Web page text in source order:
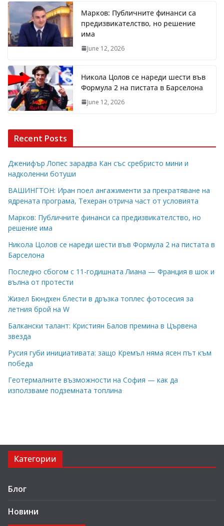
Марков: Публичните финанси са
предизвикателство, но решение
има
June 12, 2026
Никола Цолов се нареди шести във
Формула 2 на пистата в Барселона
June 12, 2026
Recent Posts
Дженифър Лопес зарадва Кан със сребристо мини и
надколенни ботуши
ВАШИНГТОН: Иран поел ангажименти за прекратяване на
ядрената програма, Техеран отрича част от условията
Марков: Публичните финанси са предизвикателство, но
решение има
Никола Цолов се нареди шести във Формула 2 на пистата в
Барселона
Последно сбогом с 11-годишната Лиана — Франция в шок и
вълна от протести
Жизел Бюндхен блести в дръзка топлес фотосесия за
летния брой на W
Балкански талант: Кристиян Балов премина в Цървена
звезда
Русия губи инициативата: защо Кремъл няма ясен път към
победа
Геотермалните възможности на София — как да
използваме подземната топлина
Категории
Блог
Новини